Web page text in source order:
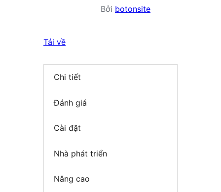
Bởi botonsite
Tải về
Chi tiết
Đánh giá
Cài đặt
Nhà phát triển
Nâng cao